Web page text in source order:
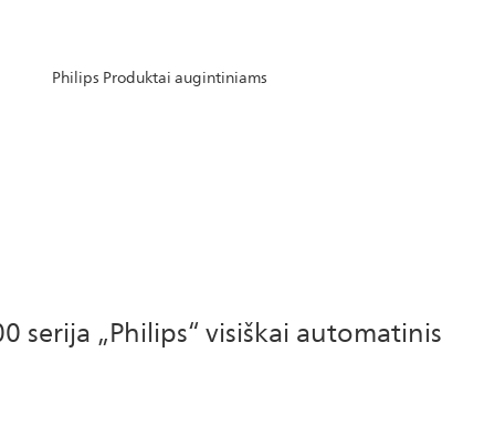
Philips Produktai augintiniams
serija „Philips“ visiškai automatinis